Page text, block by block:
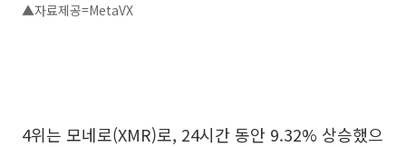
▲자료제공=MetaVX
4위는 모네로(XMR)로, 24시간 동안 9.32% 상승했으